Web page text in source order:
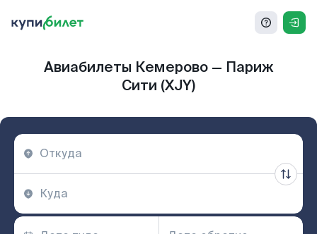
Авиабилеты Кемерово — Париж
Сити (XJY)